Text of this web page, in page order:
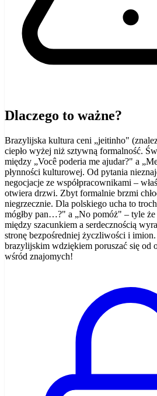
Dlaczego to ważne?
Brazylijska kultura ceni „jeitinho"
ciepło wyżej niż sztywną formalność.
między „Você poderia me ajudar?" a
płynności kulturowej. Od pytania
negocjacje ze współpracownikami –
otwiera drzwi. Zbyt formalnie brzmi
niegrzecznie. Dla polskiego ucha to
mógłby pan…?" a „No pomóż" – tyle
między szacunkiem a serdecznością
stronę bezpośredniej życzliwości i
brazylijskim wdziękiem poruszać się od
wśród znajomych!